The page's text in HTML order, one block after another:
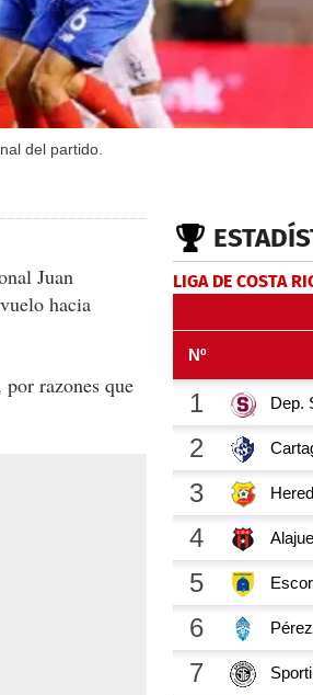
del partido.
Juan
hacia
razones que
LIGA DE COSTA